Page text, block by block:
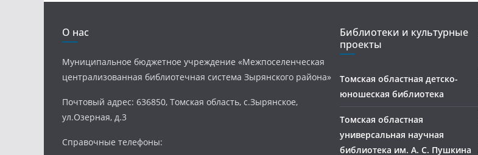
О нас
Муниципальное бюджетное учреждение «Межпоселенческая
централизованная библиотечная система Зырянского района»
Почтовый адрес: 636850, Томская область, с.Зырянское,
ул.Озерная, д.3
Справочные телефоны:
Библиотеки и культурные
проекты
Томская областная детско-
юношеская библиотека
Томская областная
универсальная научная
библиотека им. А. С. Пушкина